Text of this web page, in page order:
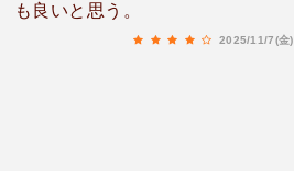
も良いと思う。
2025/11/7(金)